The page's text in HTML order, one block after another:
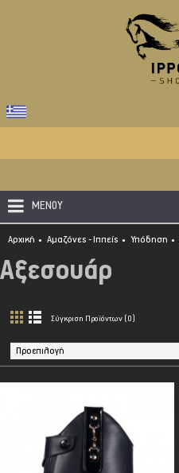
ΜΕΝΟΥ
Αρχική Αμαζόνες - Ιππείς Υπόδηση
Αξεσουάρ
Σύγκριση Προϊόντων (0)